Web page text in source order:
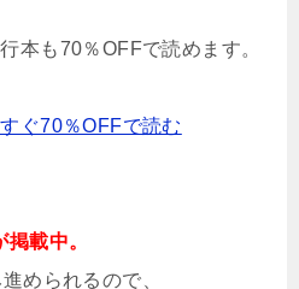
本も70％OFFで読めます。
ぐ70％OFFで読む
載中。
められるので、